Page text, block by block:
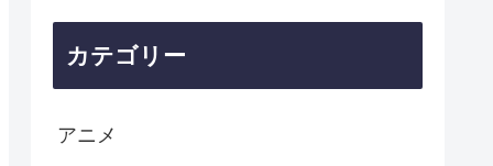
カテゴリー
アニメ